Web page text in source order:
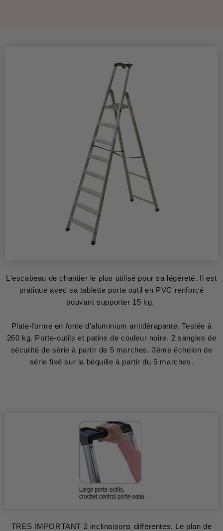
L'escabeau de chantier le plus utilisé pour sa légèreté. Il est
pratique avec sa tablette porte outil en PVC renforcé
pouvant supporter 15 kg.
Plate-forme en fonte d'aluminium antidérapante. Testée à
260 kg. Porte-outils et patins de couleur noire. 2 sangles de
sécurité de série à partir de 5 marches. 3ème échelon de
série fixé sur la béquille à partir du 5 marches.
TRES IMPORTANT 2 inclinaisons différentes. Le plan de